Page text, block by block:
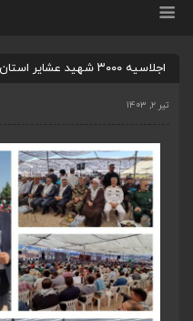
اجلاسیه ۳۰۰۰ شهید عشایر استان فارس در بخش …
تیر ۲, ۱۴۰۳